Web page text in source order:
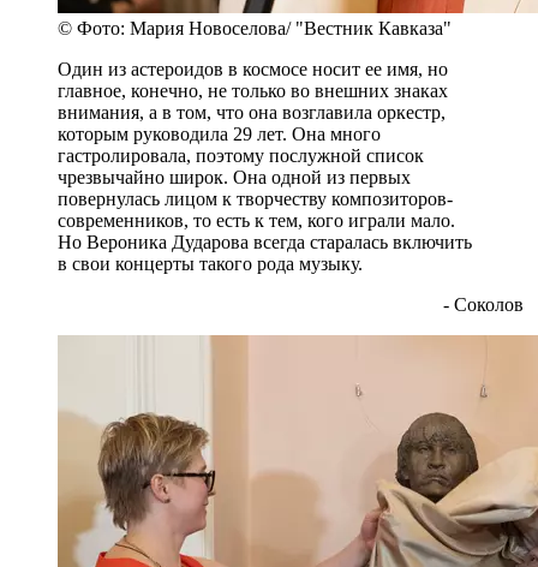
© Фото: Мария Новоселова/ "Вестник Кавказа"
Один из астероидов в космосе носит ее имя, но
главное, конечно, не только во внешних знаках
внимания, а в том, что она возглавила оркестр,
которым руководила 29 лет. Она много
гастролировала, поэтому послужной список
чрезвычайно широк. Она одной из первых
повернулась лицом к творчеству композиторов-
современников, то есть к тем, кого играли мало.
Но Вероника Дударова всегда старалась включить
в свои концерты такого рода музыку.
- Соколов